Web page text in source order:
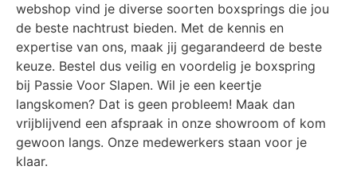
webshop vind je diverse soorten boxsprings die jou
de beste nachtrust bieden. Met de kennis en
expertise van ons, maak jij gegarandeerd de beste
keuze. Bestel dus veilig en voordelig je boxspring
bij Passie Voor Slapen. Wil je een keertje
langskomen? Dat is geen probleem! Maak dan
vrijblijvend een afspraak in onze showroom of kom
gewoon langs. Onze medewerkers staan voor je
klaar.